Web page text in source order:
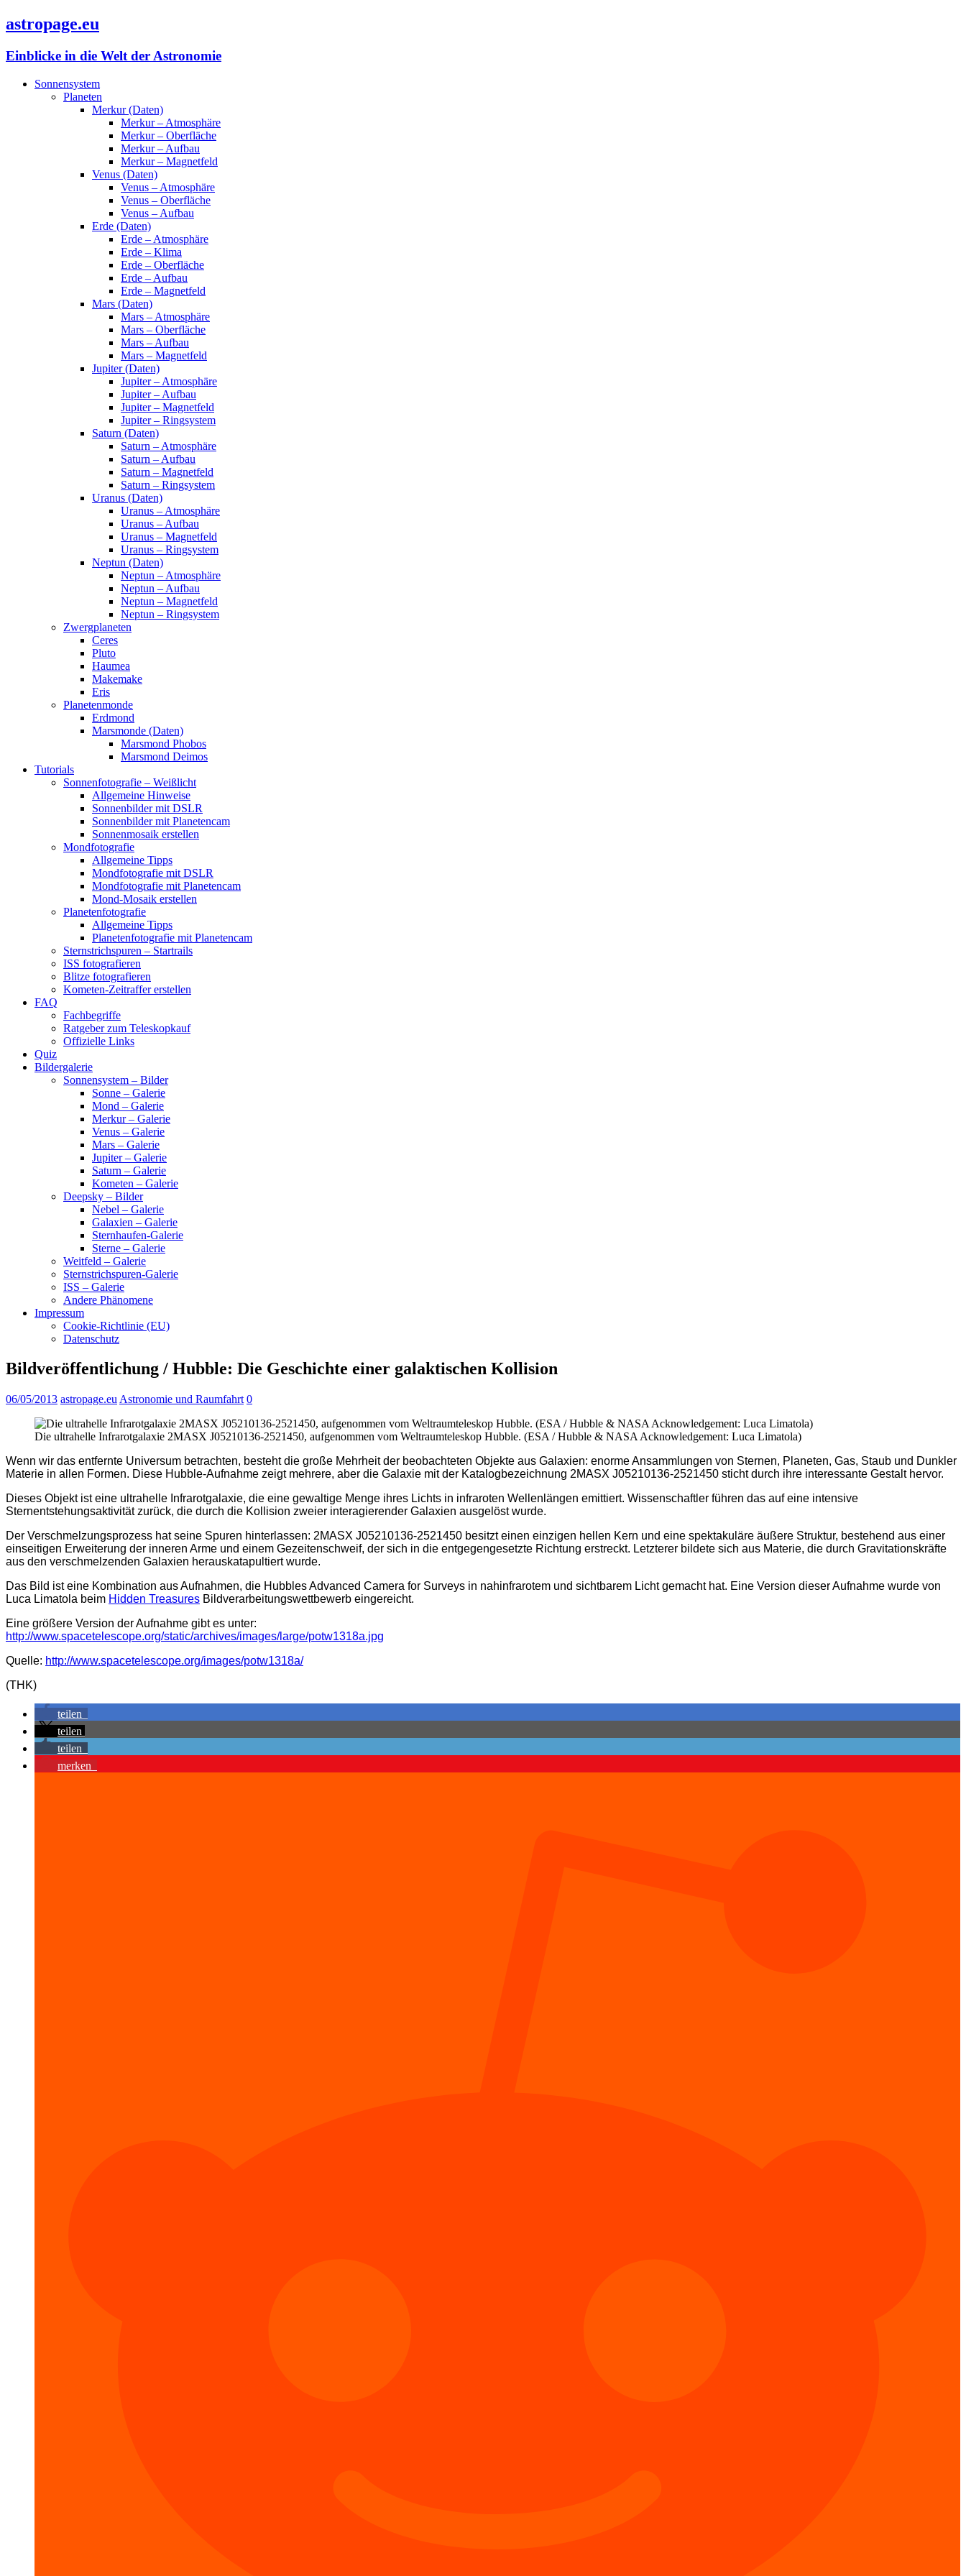
astropage.eu
Einblicke in die Welt der Astronomie
Sonnensystem
Planeten
Merkur (Daten)
Merkur – Atmosphäre
Merkur – Oberfläche
Merkur – Aufbau
Merkur – Magnetfeld
Venus (Daten)
Venus – Atmosphäre
Venus – Oberfläche
Venus – Aufbau
Erde (Daten)
Erde – Atmosphäre
Erde – Klima
Erde – Oberfläche
Erde – Aufbau
Erde – Magnetfeld
Mars (Daten)
Mars – Atmosphäre
Mars – Oberfläche
Mars – Aufbau
Mars – Magnetfeld
Jupiter (Daten)
Jupiter – Atmosphäre
Jupiter – Aufbau
Jupiter – Magnetfeld
Jupiter – Ringsystem
Saturn (Daten)
Saturn – Atmosphäre
Saturn – Aufbau
Saturn – Magnetfeld
Saturn – Ringsystem
Uranus (Daten)
Uranus – Atmosphäre
Uranus – Aufbau
Uranus – Magnetfeld
Uranus – Ringsystem
Neptun (Daten)
Neptun – Atmosphäre
Neptun – Aufbau
Neptun – Magnetfeld
Neptun – Ringsystem
Zwergplaneten
Ceres
Pluto
Haumea
Makemake
Eris
Planetenmonde
Erdmond
Marsmonde (Daten)
Marsmond Phobos
Marsmond Deimos
Tutorials
Sonnenfotografie – Weißlicht
Allgemeine Hinweise
Sonnenbilder mit DSLR
Sonnenbilder mit Planetencam
Sonnenmosaik erstellen
Mondfotografie
Allgemeine Tipps
Mondfotografie mit DSLR
Mondfotografie mit Planetencam
Mond-Mosaik erstellen
Planetenfotografie
Allgemeine Tipps
Planetenfotografie mit Planetencam
Sternstrichspuren – Startrails
ISS fotografieren
Blitze fotografieren
Kometen-Zeitraffer erstellen
FAQ
Fachbegriffe
Ratgeber zum Teleskopkauf
Offizielle Links
Quiz
Bildergalerie
Sonnensystem – Bilder
Sonne – Galerie
Mond – Galerie
Merkur – Galerie
Venus – Galerie
Mars – Galerie
Jupiter – Galerie
Saturn – Galerie
Kometen – Galerie
Deepsky – Bilder
Nebel – Galerie
Galaxien – Galerie
Sternhaufen-Galerie
Sterne – Galerie
Weitfeld – Galerie
Sternstrichspuren-Galerie
ISS – Galerie
Andere Phänomene
Impressum
Cookie-Richtlinie (EU)
Datenschutz
Bildveröffentlichung / Hubble: Die Geschichte einer galaktischen Kollision
06/05/2013 astropage.eu Astronomie und Raumfahrt 0
Die ultrahelle Infrarotgalaxie 2MASX J05210136-2521450, aufgenommen vom Weltraumteleskop Hubble. (ESA / Hubble & NASA Acknowledgement: Luca Limatola)
Wenn wir das entfernte Universum betrachten, besteht die große Mehrheit der beobachteten Objekte aus Galaxien: enorme Ansammlungen von Sternen, Planeten, Gas, Staub und Dunkler
Materie in allen Formen. Diese Hubble-Aufnahme zeigt mehrere, aber die Galaxie mit der Katalogbezeichnung 2MASX J05210136-2521450 sticht durch ihre interessante Gestalt hervor.
Dieses Objekt ist eine ultrahelle Infrarotgalaxie, die eine gewaltige Menge ihres Lichts in infraroten Wellenlängen emittiert. Wissenschaftler führen das auf eine intensive
Sternentstehungsaktivität zurück, die durch die Kollision zweier interagierender Galaxien ausgelöst wurde.
Der Verschmelzungsprozess hat seine Spuren hinterlassen: 2MASX J05210136-2521450 besitzt einen einzigen hellen Kern und eine spektakuläre äußere Struktur, bestehend aus einer
einseitigen Erweiterung der inneren Arme und einem Gezeitenschweif, der sich in die entgegengesetzte Richtung erstreckt. Letzterer bildete sich aus Materie, die durch Gravitationskräfte
aus den verschmelzenden Galaxien herauskatapultiert wurde.
Das Bild ist eine Kombination aus Aufnahmen, die Hubbles Advanced Camera for Surveys in nahinfrarotem und sichtbarem Licht gemacht hat. Eine Version dieser Aufnahme wurde von
Luca Limatola beim Hidden Treasures Bildverarbeitungswettbewerb eingereicht.
Eine größere Version der Aufnahme gibt es unter:
http://www.spacetelescope.org/static/archives/images/large/potw1318a.jpg
Quelle: http://www.spacetelescope.org/images/potw1318a/
(THK)
teilen
teilen
teilen
merken